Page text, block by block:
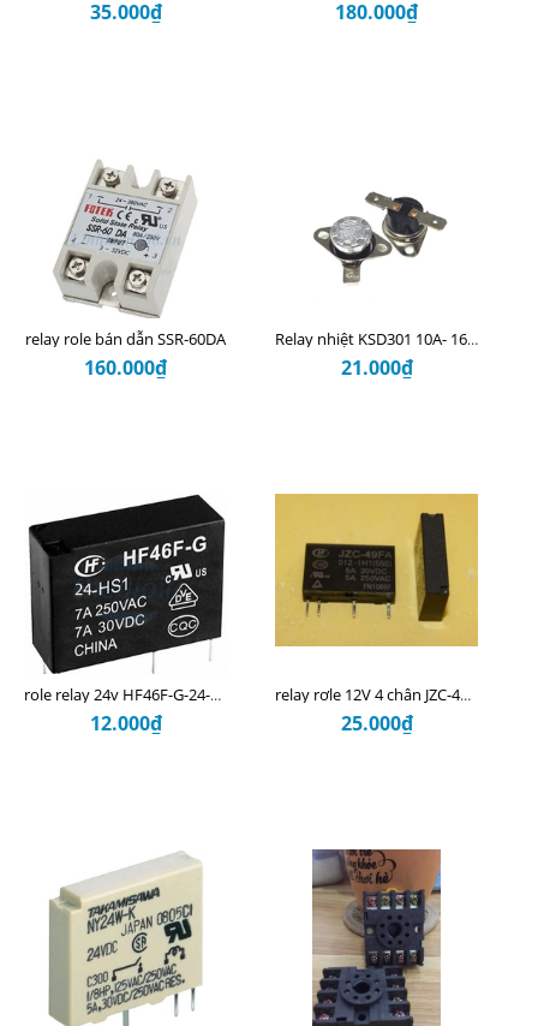
35.000₫ 180.000₫
relay role bán dẫn SSR-60DA
160.000₫
Relay nhiệt KSD301 10A- 165 độ
21.000₫
role relay 24v HF46F-G-24-HS1 24VDC 7A
12.000₫
relay rơle 12V 4 chân JZC-49FA-012-1H1
25.000₫